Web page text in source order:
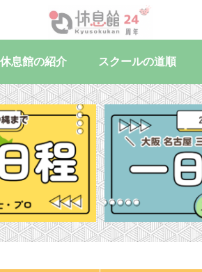
休息館の紹介 スクールの道順